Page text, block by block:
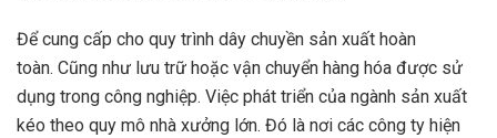
Để cung cấp cho quy trình dây chuyền sản xuất hoàn
toàn. Cũng như lưu trữ hoặc vận chuyển hàng hóa được sử
dụng trong công nghiệp. Việc phát triển của ngành sản xuất
kéo theo quy mô nhà xưởng lớn. Đó là nơi các công ty hiện